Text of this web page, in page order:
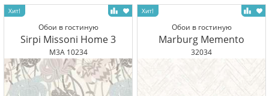
Обои в гостиную
Sirpi Missoni Home 3
M3A 10234
Обои в гостиную
Marburg Memento
32034